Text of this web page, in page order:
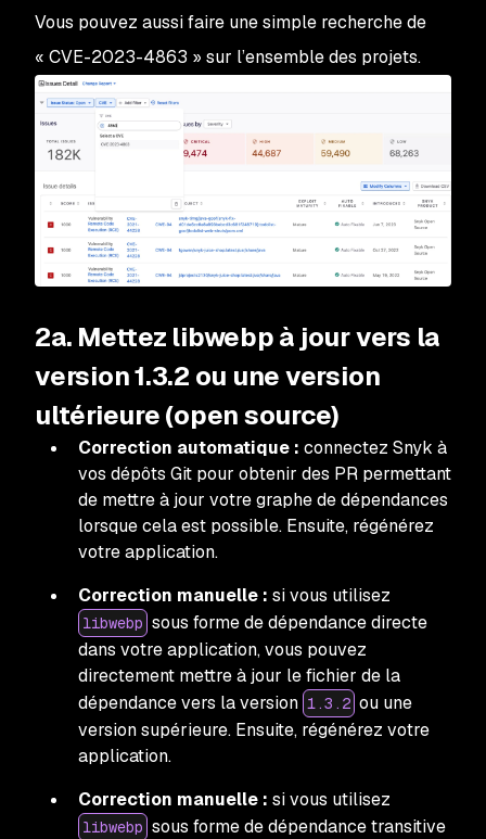
Vous pouvez aussi faire une simple recherche de
« CVE-2023-4863 » sur l’ensemble des projets.
2a. Mettez libwebp à jour vers la
version 1.3.2 ou une version
ultérieure (open source)
Correction automatique : connectez Snyk à
vos dépôts Git pour obtenir des PR permettant
de mettre à jour votre graphe de dépendances
lorsque cela est possible. Ensuite, régénérez
votre application.
Correction manuelle : si vous utilisez
libwebp sous forme de dépendance directe
dans votre application, vous pouvez
directement mettre à jour le fichier de la
dépendance vers la version 1.3.2 ou une
version supérieure. Ensuite, régénérez votre
application.
Correction manuelle : si vous utilisez
libwebp sous forme de dépendance transitive